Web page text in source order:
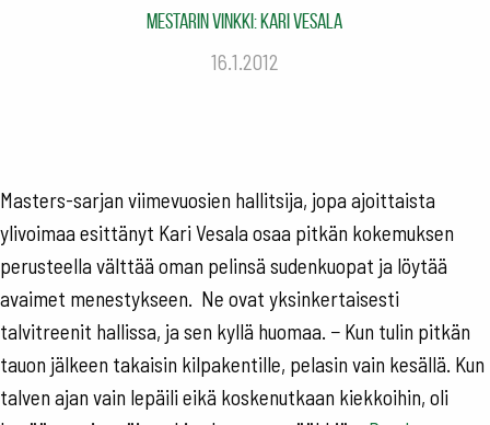
Mestarin vinkki: Kari Vesala
16.1.2012
Masters-sarjan viimevuosien hallitsija, jopa ajoittaista
ylivoimaa esittänyt Kari Vesala osaa pitkän kokemuksen
perusteella välttää oman pelinsä sudenkuopat ja löytää
avaimet menestykseen. Ne ovat yksinkertaisesti
talvitreenit hallissa, ja sen kyllä huomaa. − Kun tulin pitkän
tauon jälkeen takaisin kilpakentille, pelasin vain kesällä. Kun
talven ajan vain lepäili eikä koskenutkaan kiekkoihin, oli